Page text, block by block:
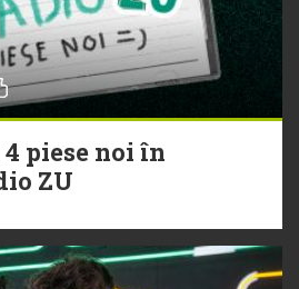
4 piese noi în
ZU